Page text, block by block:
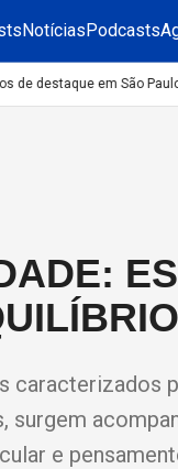
NotíciasPodcasts
destaque em São Paulo?
caracterizados
e